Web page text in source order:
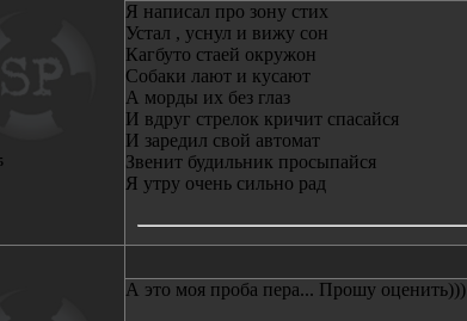
5
Я написал про зону стих
Устал , уснул и вижу сон
Кагбуто стаей окружон
Собаки лают и кусают
А морды их без глаз
И вдруг стрелок кричит спасайся
И заредил свой автомат
Звенит будильник просыпайся
Я утру очень сильно рад
А это моя проба пера... Прошу оценить)))